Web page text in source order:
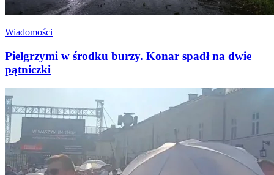
Wiadomości
Pielgrzymi w środku burzy. Konar spadł na dwie
pątniczki